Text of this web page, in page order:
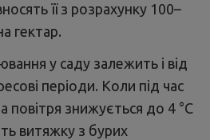
її з розрахунку 100–
гектар.
у саду залежить і від
періоди. Коли під час
повітря знижується до 4 °C
витяжку з бурих